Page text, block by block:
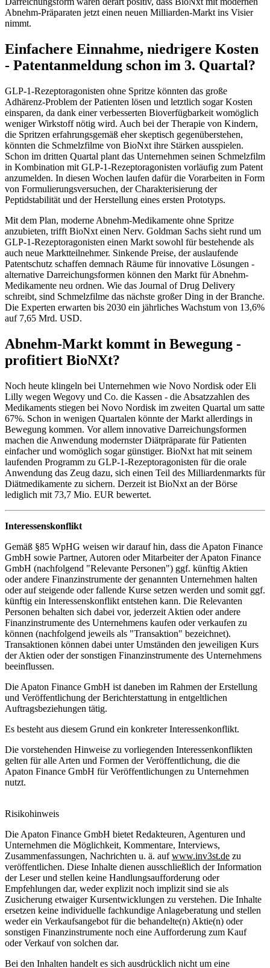
Abnehm-Präparaten jetzt einen neuen Milliarden-Markt ins Visier
nimmt.
Einfachere Einnahme, niedrigere Kosten
- Patentanmeldung schon im 3. Quartal?
GLP-1-Rezeptoragonisten ohne Spritze könnten das große
Adhärenz-Problem der Patienten lösen und letztlich sogar Kosten
einsparen, da dank einer verbesserten Bioverfügbarkeit womöglich
weniger Wirkstoff nötig wird. Auch bei der Therapie von Kindern,
die Spritzen erfahrungsgemäß eher skeptisch gegenüberstehen,
könnten die Schmelzfilme von BioNxt ihre Stärken ausspielen.
Schon im dritten Quartal plant das Unternehmen seinen Schmelzfilm
in Kombination mit GLP-1-Rezeptoragonisten vorläufig zum Patent
anzumelden. In diesen Wochen laufen dafür die Vorarbeiten in Form
von Formulierungsversuchen, der Charakterisierung der
Peptidstabilität und der Herstellung eines ersten Prototyps.
Mit dem Plan, moderne Abnehm-Medikamente ohne Spritze
anzubieten, trifft BioNxt einen Nerv. Goldman Sachs sieht rund um
GLP-1-Rezeptoragonisten einen Markt sowohl für bestehende als
auch neue Marktteilnehmer. Sinkende Preise, der auslaufende
Patentschutz schaffen demnach Räume für innovative Lösungen -
alternative Darreichungsformen können den Markt für Abnehm-
Medikamente neu ordnen. Wie das Journal of Drug Delivery
schreibt, sind Schmelzfilme das nächste großer Ding in der Branche.
Die Experten erwarten bis 2030 ein jährliches Wachstum von 13,6%
auf 7,65 Mrd. USD.
Abnehm-Markt kommt in Bewegung -
profitiert BioNXt?
Noch heute klingeln bei Unternehmen wie Novo Nordisk oder Eli
Lilly wegen Wegovy und Co. die Kassen - die Absatzzahlen des
Medikaments stiegen bei Novo Nordisk im zweiten Quartal um satte
67%. Schon in wenigen Quartalen könnte der Markt allerdings in
Bewegung kommen. Vor allem innovative Darreichungsformen
machen die Anwendung modernster Diätpräparate für Patienten
einfacher und womöglich sogar günstiger. BioNxt hat mit seinem
laufenden Programm zu GLP-1-Rezeptoragonisten für die orale
Anwendung das Zeug dazu, sich einen Teil des Milliardenmarkts für
Diätmedikamente zu sichern. Derzeit ist BioNxt an der Börse
lediglich mit 73,7 Mio. EUR bewertet.
Interessenskonflikt
Gemäß §85 WpHG weisen wir darauf hin, dass die Apaton Finance
GmbH sowie Partner, Autoren oder Mitarbeiter der Apaton Finance
GmbH (nachfolgend "Relevante Personen") ggf. künftig Aktien
oder andere Finanzinstrumente der genannten Unternehmen halten
oder auf steigende oder fallende Kurse setzen werden und somit ggf.
künftig ein Interessenskonflikt entstehen kann. Die Relevanten
Personen behalten sich dabei vor, jederzeit Aktien oder andere
Finanzinstrumente des Unternehmens kaufen oder verkaufen zu
können (nachfolgend jeweils als "Transaktion" bezeichnet).
Transaktionen können dabei unter Umständen den jeweiligen Kurs
der Aktien oder der sonstigen Finanzinstrumente des Unternehmens
beeinflussen.
Die Apaton Finance GmbH ist daneben im Rahmen der Erstellung
und Veröffentlichung der Berichterstattung in entgeltlichen
Auftragsbeziehungen tätig.
Es besteht aus diesem Grund ein konkreter Interessenkonflikt.
Die vorstehenden Hinweise zu vorliegenden Interessenkonflikten
gelten für alle Arten und Formen der Veröffentlichung, die die
Apaton Finance GmbH für Veröffentlichungen zu Unternehmen
nutzt.
Risikohinweis
Die Apaton Finance GmbH bietet Redakteuren, Agenturen und
Unternehmen die Möglichkeit, Kommentare, Interviews,
Zusammenfassungen, Nachrichten u. ä. aufwww.inv3st.de zu
veröffentlichen. Diese Inhalte dienen ausschließlich der Information
der Leser und stellen keine Handlungsaufforderung oder
Empfehlungen dar, weder explizit noch implizit sind sie als
Zusicherung etwaiger Kursentwicklungen zu verstehen. Die Inhalte
ersetzen keine individuelle fachkundige Anlageberatung und stellen
weder ein Verkaufsangebot für die behandelte(n) Aktie(n) oder
sonstigen Finanzinstrumente noch eine Aufforderung zum Kauf
oder Verkauf von solchen dar.
Bei den Inhalten handelt es sich ausdrücklich nicht um eine